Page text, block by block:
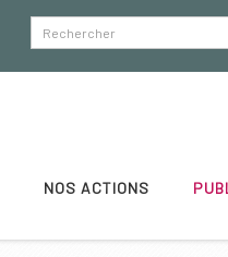
NOS ACTIONS